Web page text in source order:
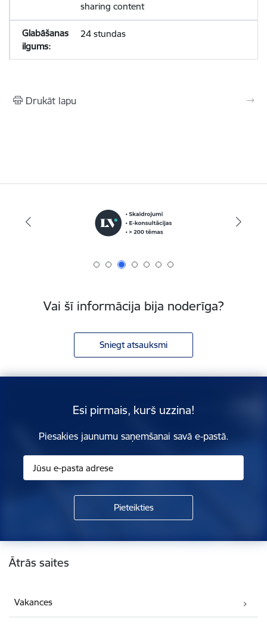
sharing content
24 stundas
Drukāt lapu
Vai šī informācija bija noderīga?
Sniegt atsauksmi
Esi pirmais, kurš uzzina!
Piesakies jaunumu saņemšanai savā e-pastā.
Kājene
Ātrās saites
Vakances